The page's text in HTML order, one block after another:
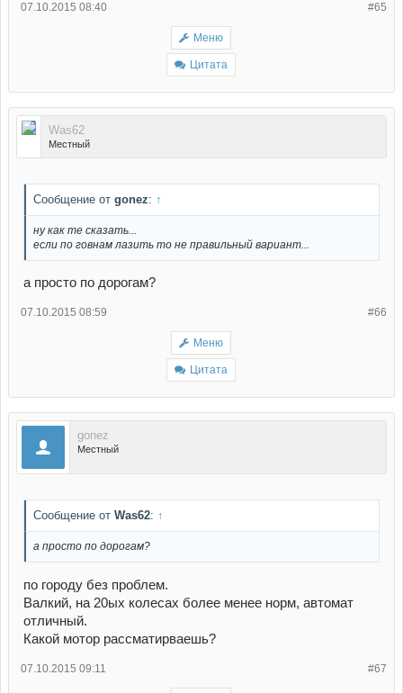
#65
07.10.2015 08:40
Меню
Цитата
Was62
Местный
Сообщение от gonez: ↑
ну как те сказать...
если по говнам лазить то не правильный вариант...
а просто по дорогам?
#66
07.10.2015 08:59
Меню
Цитата
gonez
Местный
Сообщение от Was62: ↑
а просто по дорогам?
по городу без проблем.
Валкий, на 20ых колесах более менее норм, автомат
отличный.
Какой мотор рассматирваешь?
#67
07.10.2015 09:11